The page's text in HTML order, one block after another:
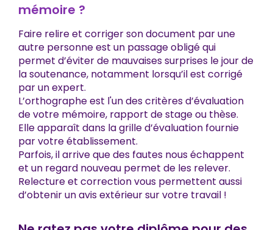
mémoire ?
Faire relire et corriger son document par une
autre personne est un passage obligé qui
permet d’éviter de mauvaises surprises le jour de
la soutenance, notamment lorsqu’il est corrigé
par un expert.
L’orthographe est l'un des critères d’évaluation
de votre mémoire, rapport de stage ou thèse.
Elle apparaît dans la grille d’évaluation fournie
par votre établissement.
Parfois, il arrive que des fautes nous échappent
et un regard nouveau permet de les relever.
Relecture et correction vous permettent aussi
d’obtenir un avis extérieur sur votre travail !